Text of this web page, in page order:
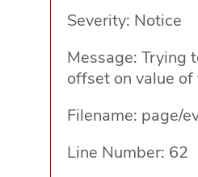
Severity: Notice
Message: Trying
offset on value of
Filename: page/
Line Number: 62